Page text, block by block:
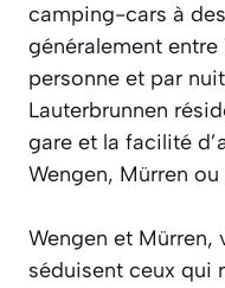
camping-cars à
généralement entre
personne et par
Lauterbrunnen
gare et la facilité
Wengen, Mürren ou
Wengen et Mürren,
séduisent ceux qui